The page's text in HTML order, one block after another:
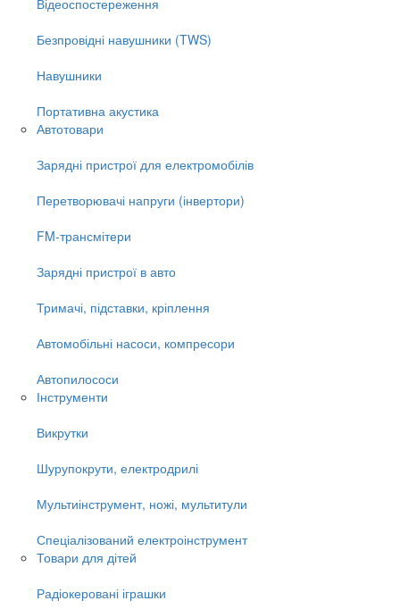
Безпровідні навушники (TWS)
Навушники
Портативна акустика
Автотовари
Зарядні пристрої для електромобілів
Перетворювачі напруги (інвертори)
FM-трансмітери
Зарядні пристрої в авто
Тримачі, підставки, кріплення
Автомобільні насоси, компресори
Автопилососи
Інструменти
Викрутки
Шурупокрути, електродрилі
Мультиінструмент, ножі, мультитули
Спеціалізований електроінструмент
Товари для дітей
Радіокеровані іграшки